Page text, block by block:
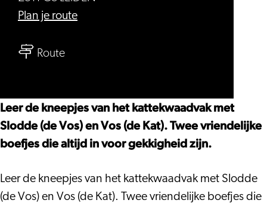
Plan je routenaar
boevenpad
(3+)
–
Kleuter
Pret
Routenaar
VoS
op
boevenpad
–
Peuter
Leer de kneepjes van het kattekwaadvak met
Slodde (de Vos) en Vos (de Kat). Twee vriendelijke
boefjes die altijd in voor gekkigheid zijn.
Leer de kneepjes van het kattekwaadvak met Slodde
(de Vos) en Vos (de Kat). Twee vriendelijke boefjes die